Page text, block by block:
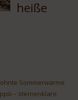
heiße
Sommerwärme
– sternenklare